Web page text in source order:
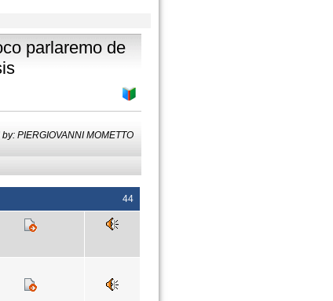
parlaremo de
PIERGIOVANNI MOMETTO
44